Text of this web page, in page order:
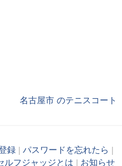
名古屋市 のテニスコート
録 パスワードを忘れたら
ルフジャッジとは お知らせ